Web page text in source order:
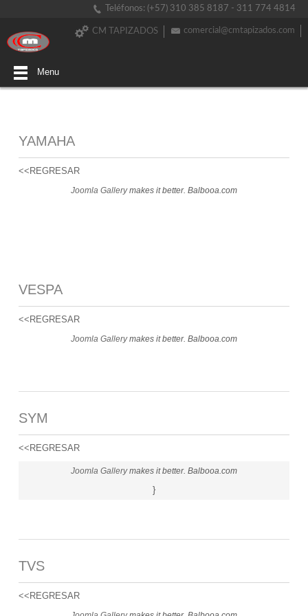
Teléfonos: (+57) 310 385 8187 - 311 774 4814
comercial@cmtapizados.com
CM TAPIZADOS
Menu
YAMAHA
<<REGRESAR
Joomla Gallerymakes it better. Balbooa.com
VESPA
<<REGRESAR
Joomla Gallerymakes it better. Balbooa.com
SYM
<<REGRESAR
Joomla Gallerymakes it better. Balbooa.com
}
TVS
<<REGRESAR